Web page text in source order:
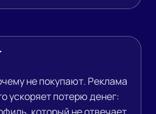
не покупают. Реклама
ускоряет потерю денег: